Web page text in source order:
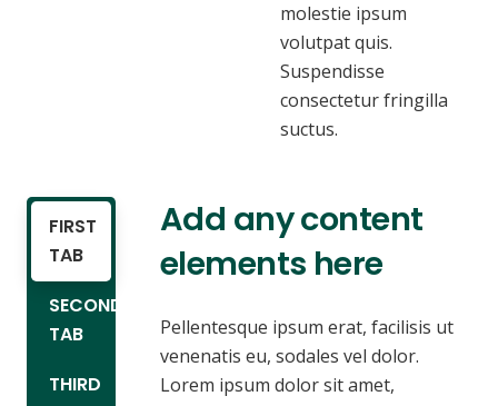
molestie ipsum
volutpat quis.
Suspendisse
consectetur fringilla
suctus.
FIRST
TAB
SECOND
TAB
THIRD
Add any content
elements here
Pellentesque ipsum erat, facilisis ut
venenatis eu, sodales vel dolor.
Lorem ipsum dolor sit amet,